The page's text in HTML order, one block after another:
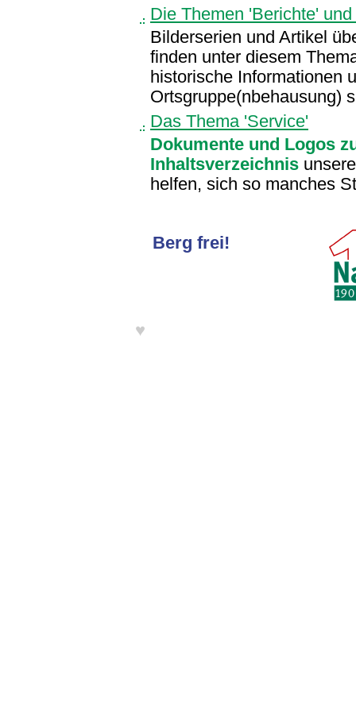
Die Themen 'Berichte'
Bilderserien und Artikel
finden unter diesem
historische Informationen
Ortsgruppe(nbehausung)
Das Thema 'Service'
Dokumente und Logos
Inhaltsverzeichnis
helfen, sich so manches
Berg frei!
♥